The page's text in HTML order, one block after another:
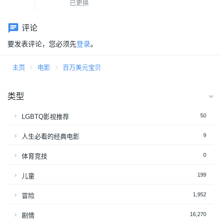
已更换
评论
要发表评论，您必须先登录。
主页 电影 百万美元宝贝
类型
LGBTQ影视推荐 50
人生必看的经典电影 9
体育竞技 0
儿童 199
冒险 1,952
剧情 16,270